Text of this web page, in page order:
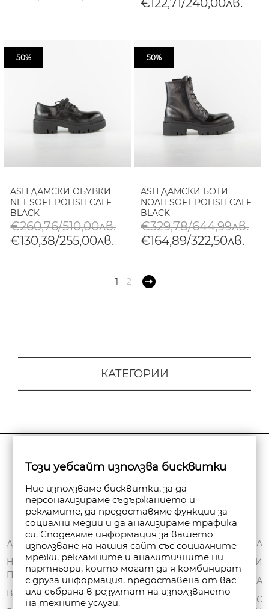
50%
ASH ДАМСКИ ОБУВКИ
NET SOFT POLISH CALF
BLACK
€260,76/510,00лв.
€130,38/255,00лв.
50%
ASH ДАМСКИ БОТИ
NOAH SOFT POLISH CALF
BLACK
€329,78/644,99лв.
€164,89/322,50лв.
1 2
КАТЕГОРИИ
Абониране
ДОСТАВКА
НАЧИНИ НА
ПЛАЩАНЕ
ВРЪЩАНЕ
ЗА НАС
ОБЩИ УСЛОВИЯ
ПОЛИТИКА ЗА
ПОВЕРИТЕЛНОСТ
МОЯТ ПРОФИЛ
ПОРЪЧКИ
ЧАНТА
СПИСЪК С
Този уебсайт използва бисквитки
Ние използваме бисквитки, за да
персонализираме съдържанието и
рекламите, да предоставяме функции за
социални медии и да анализираме трафика
си. Споделяме информация за вашето
използване на нашия сайт със социалните
мрежи, рекламните и аналитичните ни
партньори, които могат да я комбинират
с друга информация, предоставена от вас
или събрана в резултат на използването
на техните услуги.